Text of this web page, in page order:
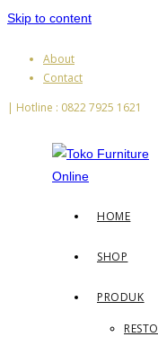
Skip to content
About
Contact
| Hotline : 0822 7925 1621
HOME
SHOP
PRODUK
RESTO